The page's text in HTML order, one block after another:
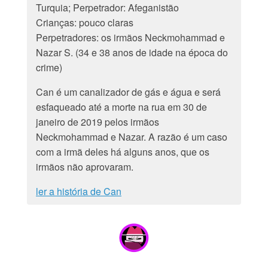
Turquia; Perpetrador: Afeganistão
Crianças: pouco claras
Perpetradores: os irmãos Neckmohammad e
Nazar S. (34 e 38 anos de idade na época do
crime)
Can é um canalizador de gás e água e será
esfaqueado até a morte na rua em 30 de
janeiro de 2019 pelos irmãos
Neckmohammad e Nazar. A razão é um caso
com a irmã deles há alguns anos, que os
irmãos não aprovaram.
ler a história de Can